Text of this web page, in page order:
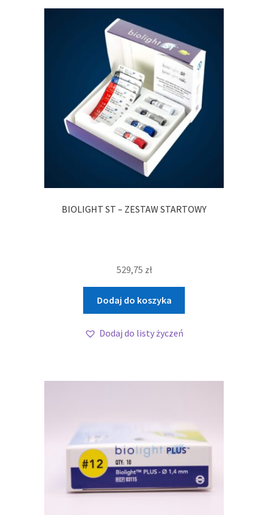
BIOLIGHT ST – ZESTAW STARTOWY
529,75 zł
Dodaj do koszyka
Dodaj do listy życzeń